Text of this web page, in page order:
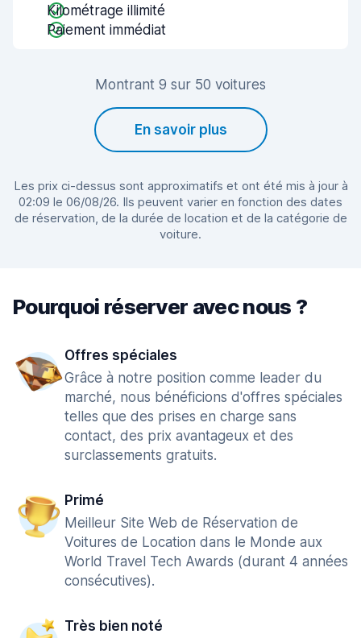
Kilométrage illimité
Paiement immédiat
Montrant 9 sur 50 voitures
En savoir plus
Les prix ci-dessus sont approximatifs et ont été mis à jour à
02:09 le 06/08/26. Ils peuvent varier en fonction des dates
de réservation, de la durée de location et de la catégorie de
voiture.
Pourquoi réserver avec nous ?
Offres spéciales
Grâce à notre position comme leader du
marché, nous bénéficions d'offres spéciales
telles que des prises en charge sans
contact, des prix avantageux et des
surclassements gratuits.
Primé
Meilleur Site Web de Réservation de
Voitures de Location dans le Monde aux
World Travel Tech Awards (durant 4 années
consécutives).
Très bien noté